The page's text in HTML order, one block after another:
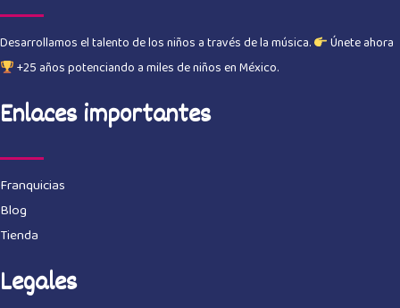
Desarrollamos el talento de los niños a través de la música.
Únete ahora
+25 años potenciando a miles de niños en México.
Enlaces importantes
Franquicias
Blog
Tienda
Legales